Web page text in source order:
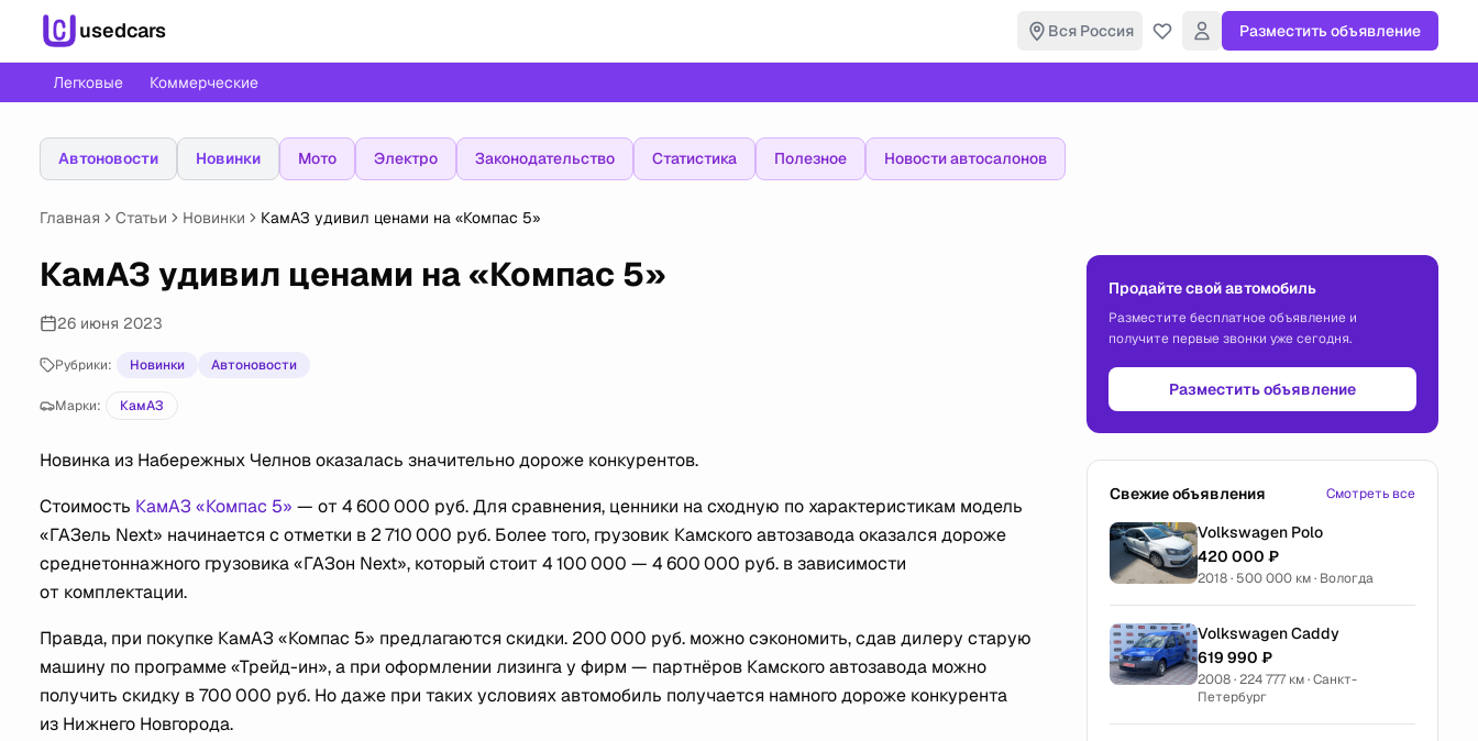
usedcars Вся Россия Разместить объявление
Легковые Коммерческие
Автоновости Новинки Мото Электро Законодательство Статистика Полезное Новости автосалонов
Главная Статьи Новинки КамАЗ удивил ценами на «Компас 5»
КамАЗ удивил ценами на «Компас 5»
26 июня 2023
Рубрики: Новинки Автоновости
Марки: КамАЗ
Новинка из Набережных Челнов оказалась значительно дороже конкурентов.
Стоимость КамАЗ «Компас 5» — от 4 600 000 руб. Для сравнения, ценники на сходную по характеристикам модель
«ГАЗель Next» начинается с отметки в 2 710 000 руб. Более того, грузовик Камского автозавода оказался дороже
среднетоннажного грузовика «ГАЗон Next», который стоит 4 100 000 — 4 600 000 руб. в зависимости
от комплектации.
Правда, при покупке КамАЗ «Компас 5» предлагаются скидки. 200 000 руб. можно сэкономить, сдав дилеру старую
машину по программе «Трейд-ин», а при оформлении лизинга у фирм — партнёров Камского автозавода можно
получить скидку в 700 000 руб. Но даже при таких условиях автомобиль получается намного дороже конкурента
из Нижнего Новгорода.
Продайте свой автомобиль
Разместите бесплатное объявление и
получите первые звонки уже сегодня.
Разместить объявление
Свежие объявления Смотреть все
Volkswagen Polo
420 000 ₽
2018 · 500 000 км · Вологда
Volkswagen Caddy
619 990 ₽
2008 · 224 777 км · Санкт-
Петербург